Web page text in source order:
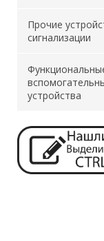
Прочие
сигнализации
устройства